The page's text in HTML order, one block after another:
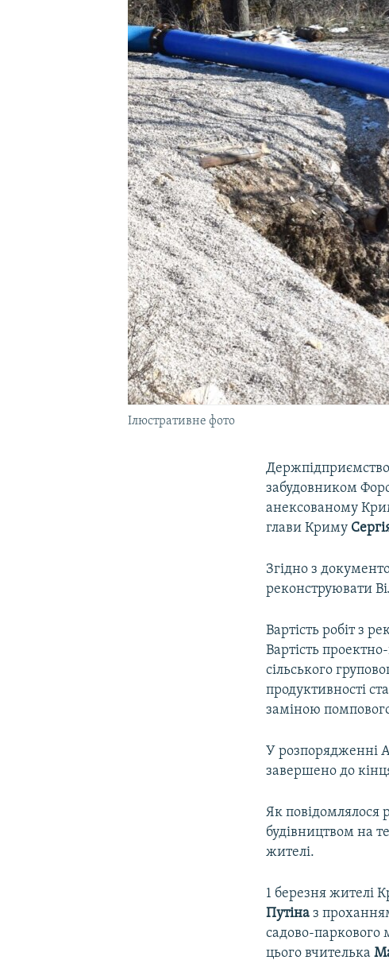
УКРАЇНСЬКА ПРОБЛЕМА КРИМУ
Ілюстративне фото
забудовником
анексованому
глави Криму
Згідно з
реконструювати
Вартість робіт з
Вартість
сільського
продуктивності
заміною
У розпорядженні
завершено до
Як повідомлялося
будівництвом на
жителі.
1 березня жителі
Путіна з
садово-
цього вчителька